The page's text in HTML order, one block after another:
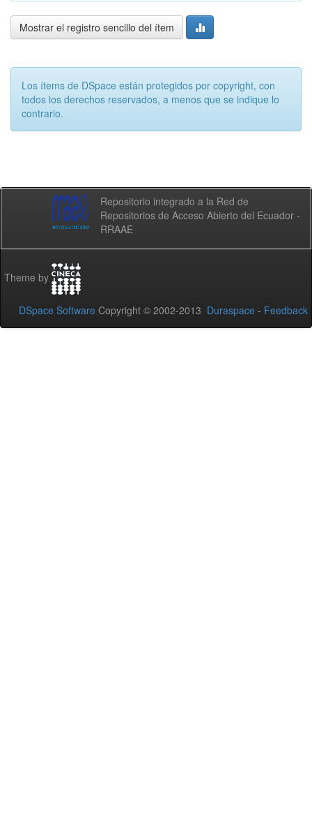
Mostrar el registro sencillo del ítem
Los ítems de DSpace están protegidos por copyright, con
todos los derechos reservados, a menos que se indique lo
contrario.
Repositorio integrado a la Red de
Repositorios de Acceso Abierto del Ecuador -
RRAAE
Theme by
DSpace Software Copyright © 2002-2013 Duraspace - Feedback